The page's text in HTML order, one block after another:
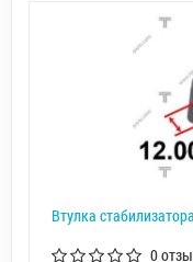
Втулка
0